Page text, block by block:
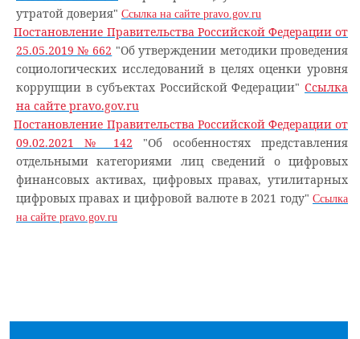
утратой доверия" Ссылка на сайте pravo.gov.ru
Постановление Правительства Российской Федерации от
25.05.2019 № 662 "Об утверждении методики проведения
социологических исследований в целях оценки уровня
коррупции в субъектах Российской Федерации" Ссылка
на сайте pravo.gov.ru
Постановление Правительства Российской Федерации от
09.02.2021 № 142 "Об особенностях представления
отдельными категориями лиц сведений о цифровых
финансовых активах, цифровых правах, утилитарных
цифровых правах и цифровой валюте в 2021 году" Ссылка
на сайте pravo.gov.ru